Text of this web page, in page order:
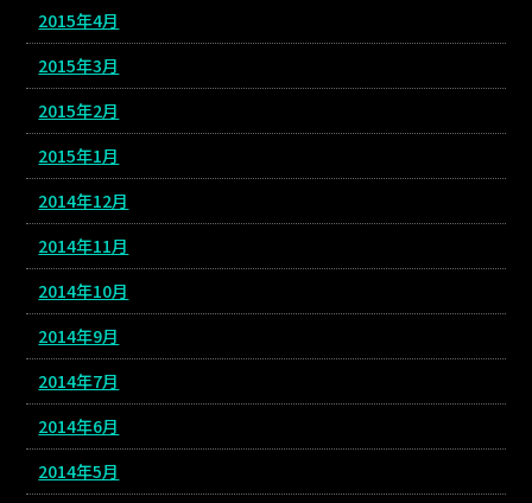
2015年4月
2015年3月
2015年2月
2015年1月
2014年12月
2014年11月
2014年10月
2014年9月
2014年7月
2014年6月
2014年5月